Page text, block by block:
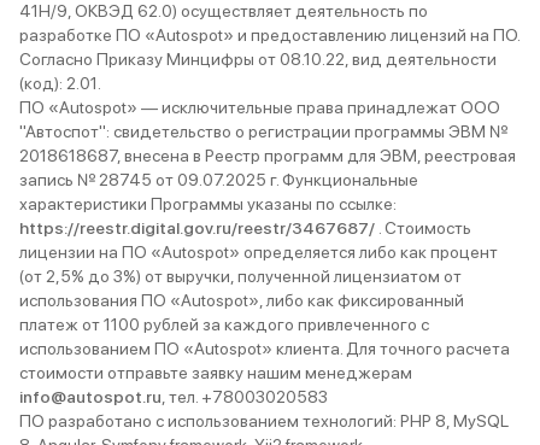
41Н/9, ОКВЭД 62.0) осуществляет деятельность по
разработке ПО «Autospot» и предоставлению лицензий на ПО.
Согласно Приказу Минцифры от 08.10.22, вид деятельности
(код): 2.01.
ПО «Autospot» — исключительные права принадлежат ООО
"Автоспот": свидетельство о регистрации программы ЭВМ №
2018618687, внесена в Реестр программ для ЭВМ, реестровая
запись № 28745 от 09.07.2025 г. Функциональные
характеристики Программы указаны по ссылке:
https://reestr.digital.gov.ru/reestr/3467687/ . Стоимость
лицензии на ПО «Autospot» определяется либо как процент
(от 2,5% до 3%) от выручки, полученной лицензиатом от
использования ПО «Autospot», либо как фиксированный
платеж от 1100 рублей за каждого привлеченного с
использованием ПО «Autospot» клиента. Для точного расчета
стоимости отправьте заявку нашим менеджерам
info@autospot.ru , тел. +78003020583
ПО разработано с использованием технологий: PHP 8, MySQL